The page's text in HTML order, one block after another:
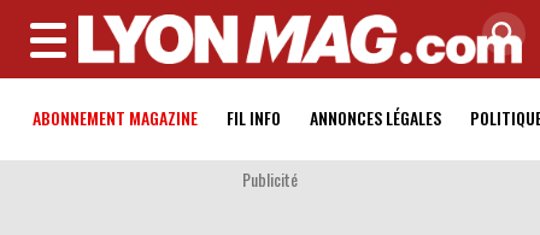
MENU
ABONNEMENT MAGAZINE FIL INFO ANNONCES LÉGALES
Publicité